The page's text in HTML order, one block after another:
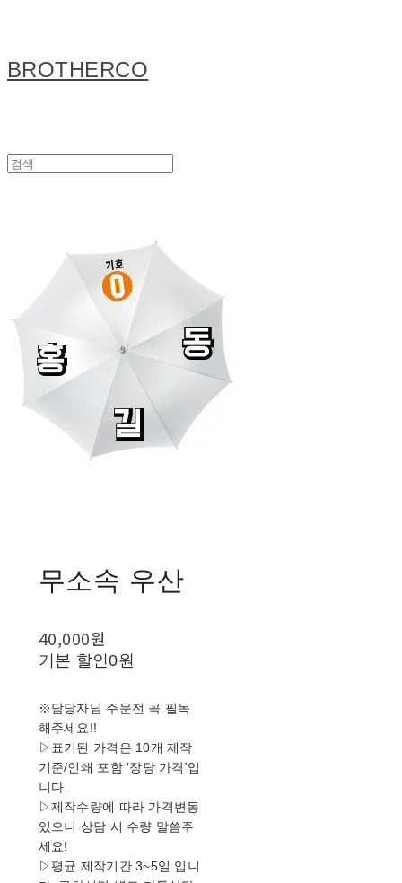
BROTHERCO
무소속 우산
40,000원
기본 할인0원
※담당자님 주문전 꼭 필독
해주세요!!
▷표기된 가격은 10개 제작
기준/인쇄 포함 '장당 가격'입
니다.
▷제작수량에 따라 가격변동
있으니 상담 시 수량 말씀주
세요!
▷평균 제작기간 3~5일 입니